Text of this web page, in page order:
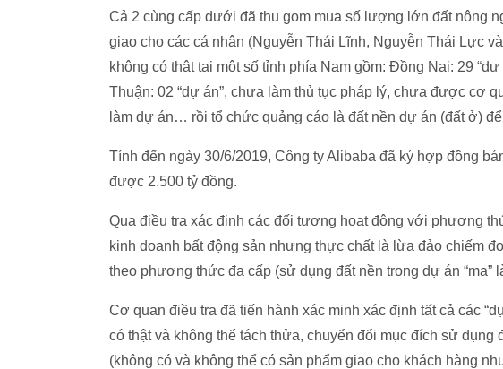
Cả 2 cùng cấp dưới đã thu gom mua số lượng lớn đất nông
giao cho các cá nhân (Nguyễn Thái Lĩnh, Nguyễn Thái Lực
không có thật tại một số tỉnh phía Nam gồm: Đồng Nai: 29
Thuận: 02 “dự án”, chưa làm thủ tục pháp lý, chưa được cơ
làm dự án… rồi tổ chức quảng cáo là đất nền dự án (đất ở)
Tính đến ngày 30/6/2019, Công ty Alibaba đã ký hợp đồng
được 2.500 tỷ đồng.
Qua điều tra xác định các đối tượng hoạt động với phương
kinh doanh bất động sản nhưng thực chất là lừa đảo chiếm
theo phương thức đa cấp (sử dụng đất nền trong dự án “ma”
Cơ quan điều tra đã tiến hành xác minh xác định tất cả các
có thật và không thể tách thửa, chuyển đổi mục đích sử
(không có và không thể có sản phẩm giao cho khách hàng